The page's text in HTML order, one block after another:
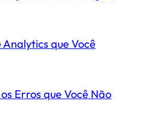
Analytics que Você
Erros que Você Não